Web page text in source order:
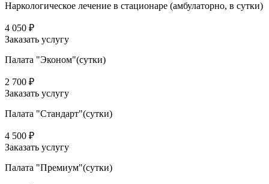
Наркологическое лечение в стационаре (амбулаторно, в сутки)
4 050 ₽
Заказать услугу
Палата "Эконом"(сутки)
2 700 ₽
Заказать услугу
Палата "Стандарт"(сутки)
4 500 ₽
Заказать услугу
Палата "Премиум"(сутки)